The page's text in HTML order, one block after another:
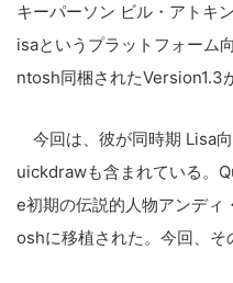
キーパーソン ビル・アトキ
isaというプラットフォーム
ntosh同梱されたVersion1.3
今回は、彼が同時期 Lisa
uickdrawも含まれている。
e初期の伝説的人物アンデ
oshに移植された。今回、そ